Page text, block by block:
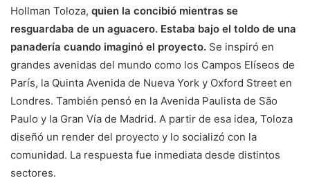
Hollman Toloza, quien la concibió mientras se
resguardaba de un aguacero. Estaba bajo el toldo de una
panadería cuando imaginó el proyecto. Se inspiró en
grandes avenidas del mundo como los Campos Elíseos de
París, la Quinta Avenida de Nueva York y Oxford Street en
Londres. También pensó en la Avenida Paulista de São
Paulo y la Gran Vía de Madrid. A partir de esa idea, Toloza
diseñó un render del proyecto y lo socializó con la
comunidad. La respuesta fue inmediata desde distintos
sectores.